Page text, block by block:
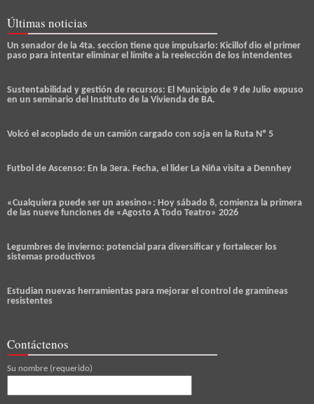
Últimas noticias
Un senador de la 4ta. seccion tiene que impulsarlo: Kicillof dio el primer
paso para intentar eliminar el límite a la reelección de los intendentes
Sustentabilidad y gestión de recursos: El Municipio de 9 de Julio expuso
en un seminario del Instituto de la Vivienda de BA.
Volcó el acoplado de un camión cargado con soja en la Ruta Nº 5
Futbol de Ascenso: En la 3era. Fecha, el lider La Niña visita a Dennhey
«Cualquiera puede ser un asesino»: Hoy sábado 8, comienza la primera
de las nueve funciones de «Agosto A Todo Teatro» 2026
Legumbres de invierno: potencial para diversificar y fortalecer los
sistemas productivos
Estudian nuevas herramientas para mejorar el control de gramíneas
resistentes
Contáctenos
Su nombre (requerido)